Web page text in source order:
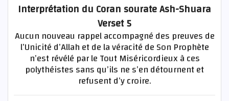
Interprétation du Coran sourate Ash-Shuara
Verset 5
Aucun nouveau rappel accompagné des preuves de
l’Unicité d’Allah et de la véracité de Son Prophète
n’est révélé par le Tout Miséricordieux à ces
polythéistes sans qu’ils ne s’en détournent et
refusent d’y croire.